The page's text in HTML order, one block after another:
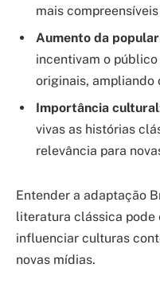
mais
Aumento da
incentivam o
originais, ampliando
Importância
vivas as histórias
relevância para
Entender a adaptação
literatura clássica pode
influenciar culturas
novas mídias.